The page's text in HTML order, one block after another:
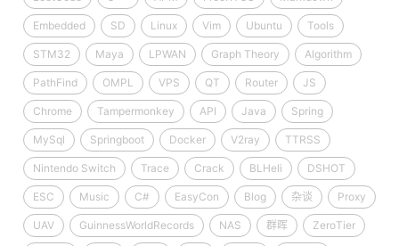
Embedded SD Linux Vim Ubuntu Tools
STM32 Maya LPWAN Graph Theory Algorithm
PathFind OMPL VPS QT Router JS
Chrome Tampermonkey API Java Spring
MySql Springboot Docker V2ray TTRSS
Nintendo Switch Trace Crack BLHeli DSHOT
ESC Music C# EasyCon Blog 杂谈 Proxy
UAV GuinnessWorldRecords NAS 群晖 ZeroTier